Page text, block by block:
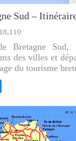
Sud –
18,110
Bretagne Sud,
des villes et
du tourisme